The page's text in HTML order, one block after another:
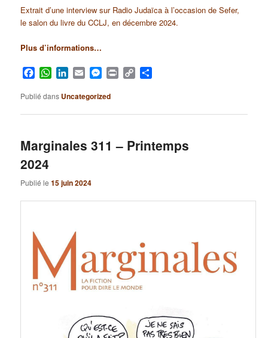
Extrait d’une interview sur Radio Judaïca à l’occasion de Sefer,
le salon du livre du CCLJ, en décembre 2024.
Plus d’informations…
Facebook
WhatsApp
LinkedIn
EmailMessenger
Print Copy
Publié dans Uncategorized
Marginales 311 – Printemps
2024
Publié le15 juin 2024